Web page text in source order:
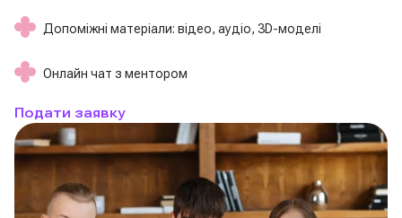
Допоміжні матеріали: відео, аудіо, 3D-моделі
Онлайн чат з ментором
Подати заявку